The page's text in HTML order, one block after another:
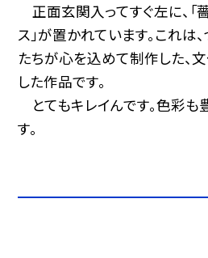
正面玄関入ってすぐ左に、「
ス」が置かれています。これは
たちが心を込めて制作した、
した作品です。
とてもキレイんです。色彩も
す。